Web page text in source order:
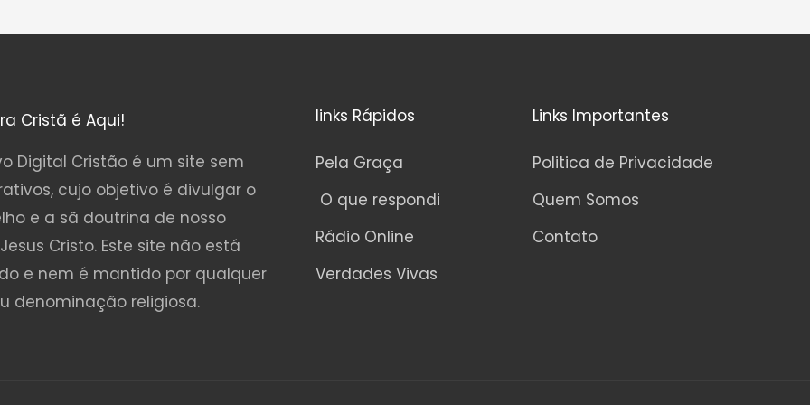
d
Cristã é Aqui!
Digital Cristão é um site sem
cujo objetivo é divulgar o
e a sã doutrina de nosso
Cristo. Este site não está
e nem é mantido por qualquer
denominação religiosa.
links Rápidos
Pela Graça
O que respondi
Rádio Online
Verdades Vivas
Links Importantes
Politica de Privacidade
Quem Somos
Contato